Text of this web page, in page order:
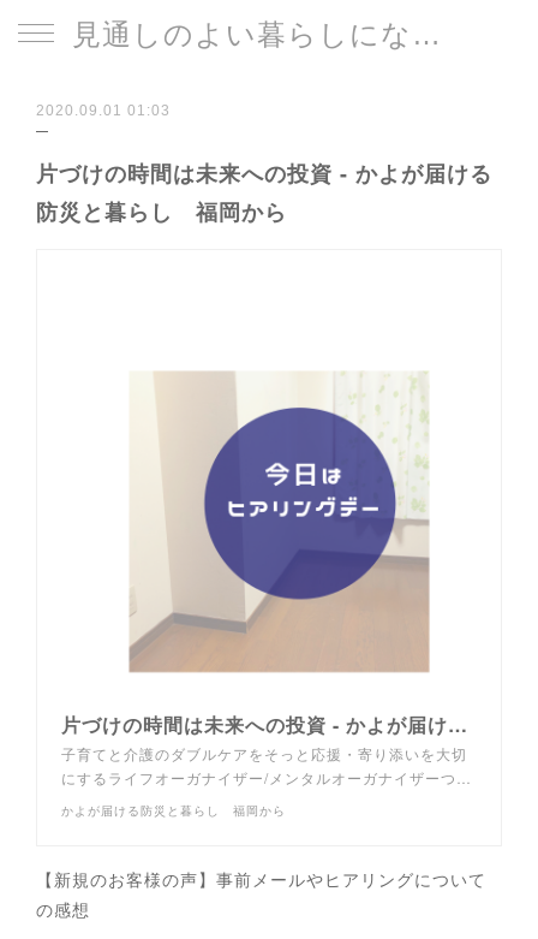
見通しのよい暮らしになる片づけサイト
2020.09.01 01:03
片づけの時間は未来への投資 - かよが届ける
防災と暮らし 福岡から
片づけの時間は未来への投資 - かよが届ける防災と暮らし 福岡から
子育てと介護のダブルケアをそっと応援・寄り添いを大切
にするライフオーガナイザー/メンタルオーガナイザーつ…
かよが届ける防災と暮らし 福岡から
【新規のお客様の声】事前メールやヒアリングについて
の感想